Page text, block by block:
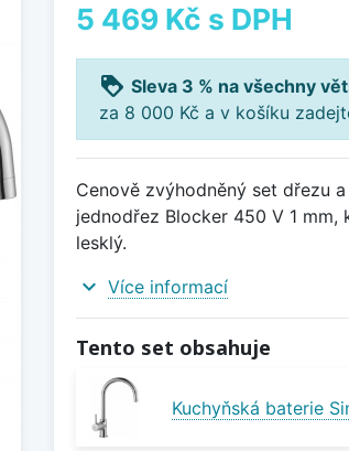
5 469 Kč s DPH
loyalty Sleva 3 % na všechny
za 8 000 Kč a v košíku
Cenově zvýhodněný set dřezu
jednodřez Blocker 450 V 1
lesklý.
expand_more Více informací
Tento set obsahuje
Kuchyňská baterie